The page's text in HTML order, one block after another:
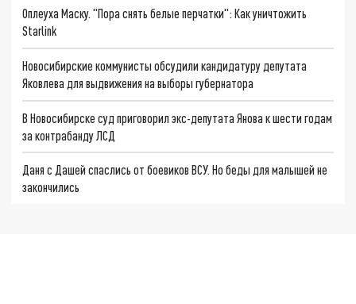
Оплеуха Маску. "Пора снять белые перчатки": Как уничтожить
Starlink
Новосибирские коммунисты обсудили кандидатуру депутата
Яковлева для выдвижения на выборы губернатора
В Новосибирске суд приговорил экс-депутата Янова к шести годам
за контрабанду ЛСД
Даня с Дашей спаслись от боевиков ВСУ. Но беды для малышей не
закончились